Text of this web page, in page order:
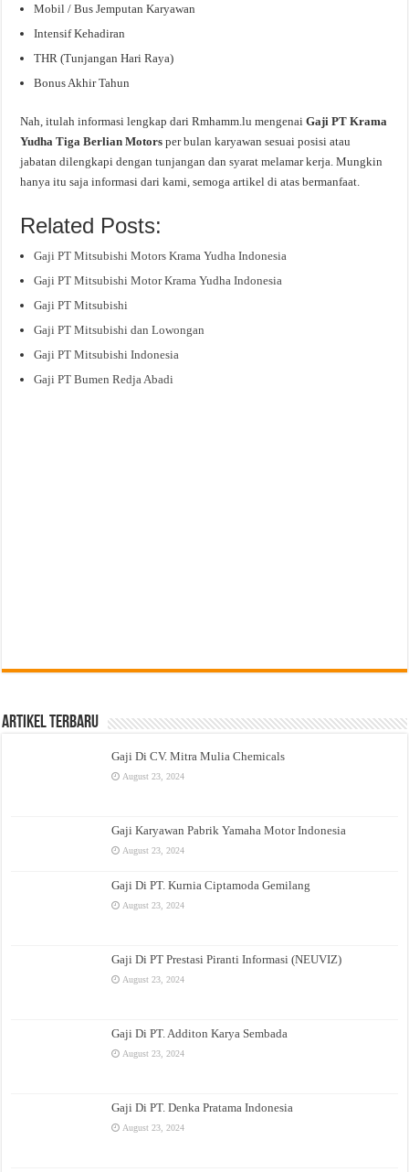
Mobil / Bus Jemputan Karyawan
Intensif Kehadiran
THR (Tunjangan Hari Raya)
Bonus Akhir Tahun
Nah, itulah informasi lengkap dari Rmhamm.lu mengenaiGaji PT Krama
Yudha Tiga Berlian Motorsper bulan karyawan sesuai posisi atau
jabatan dilengkapi dengan tunjangan dan syarat melamar kerja. Mungkin
hanya itu saja informasi dari kami, semoga artikel di atas bermanfaat.
Related Posts:
Gaji PT Mitsubishi Motors Krama Yudha Indonesia
Gaji PT Mitsubishi Motor Krama Yudha Indonesia
Gaji PT Mitsubishi
Gaji PT Mitsubishi dan Lowongan
Gaji PT Mitsubishi Indonesia
Gaji PT Bumen Redja Abadi
Artikel Terbaru
Gaji Di CV. Mitra Mulia Chemicals
August 23, 2024
Gaji Karyawan Pabrik Yamaha Motor Indonesia
August 23, 2024
Gaji Di PT. Kurnia Ciptamoda Gemilang
August 23, 2024
Gaji Di PT Prestasi Piranti Informasi (NEUVIZ)
August 23, 2024
Gaji Di PT. Additon Karya Sembada
August 23, 2024
Gaji Di PT. Denka Pratama Indonesia
August 23, 2024